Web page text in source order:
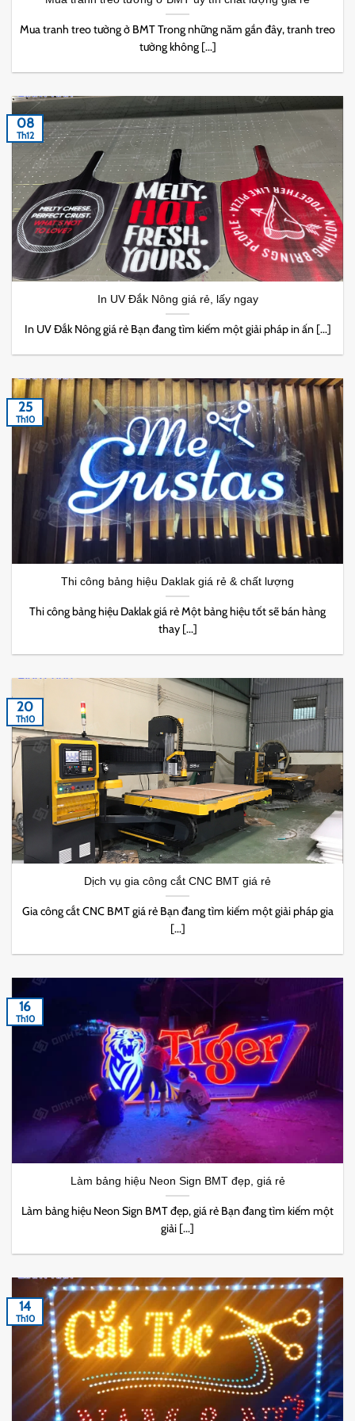
Mua tranh treo tường ở BMT Trong những năm gần đây, tranh treo
tường không [...]
In UV Đắk Nông giá rẻ, lấy ngay
In UV Đắk Nông giá rẻ Bạn đang tìm kiếm một giải pháp in ấn [...]
08
Th12
Thi công bảng hiệu Daklak giá rẻ & chất lượng
Thi công bảng hiệu Daklak giá rẻ Một bảng hiệu tốt sẽ bán hàng
thay [...]
25
Th10
Dịch vụ gia công cắt CNC BMT giá rẻ
Gia công cắt CNC BMT giá rẻ Bạn đang tìm kiếm một giải pháp gia
[...]
20
Th10
Làm bảng hiệu Neon Sign BMT đẹp, giá rẻ
Làm bảng hiệu Neon Sign BMT đẹp, giá rẻ Bạn đang tìm kiếm một
giải [...]
16
Th10
14
Th10